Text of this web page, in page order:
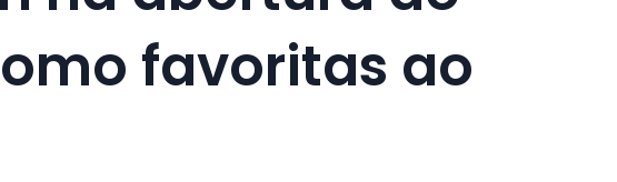
favoritas ao